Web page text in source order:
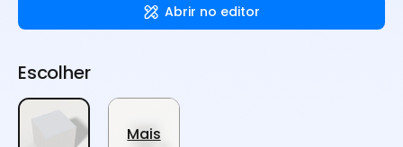
Abrir no editor
Escolher
Mais